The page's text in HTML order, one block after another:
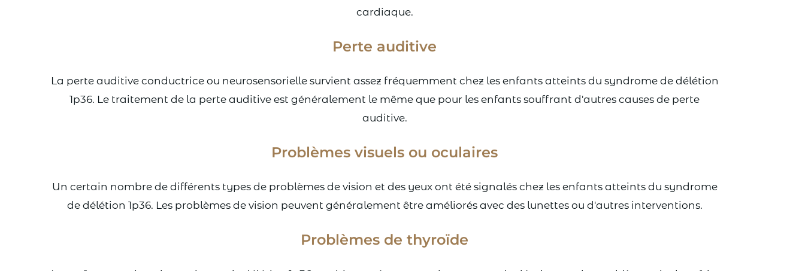
cardiaque.
Perte auditive
La perte auditive conductrice ou neurosensorielle survient assez fréquemment chez les enfants atteints du syndrome de délétion
1p36. Le traitement de la perte auditive est généralement le même que pour les enfants souffrant d'autres causes de perte
auditive.
Problèmes visuels ou oculaires
Un certain nombre de différents types de problèmes de vision et des yeux ont été signalés chez les enfants atteints du syndrome
de délétion 1p36. Les problèmes de vision peuvent généralement être améliorés avec des lunettes ou d'autres interventions.
Problèmes de thyroïde